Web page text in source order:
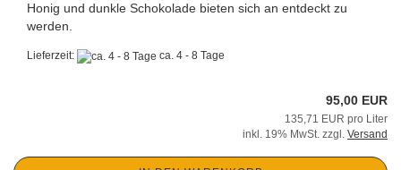
Honig und dunkle Schokolade bieten sich an entdeckt zu
werden.
Lieferzeit: ca. 4 - 8 Tage
95,00 EUR
135,71 EUR pro Liter
inkl. 19% MwSt. zzgl. Versand